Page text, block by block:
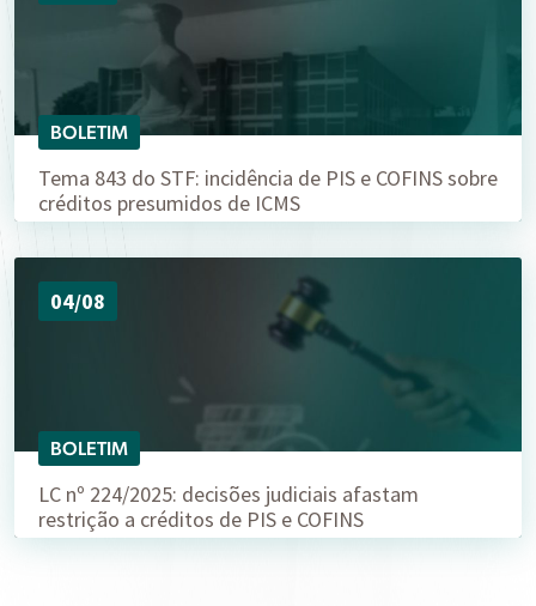
BOLETIM
Tema 843 do STF: incidência de PIS e COFINS sobre
créditos presumidos de ICMS
04/08
BOLETIM
LC nº 224/2025: decisões judiciais afastam
restrição a créditos de PIS e COFINS